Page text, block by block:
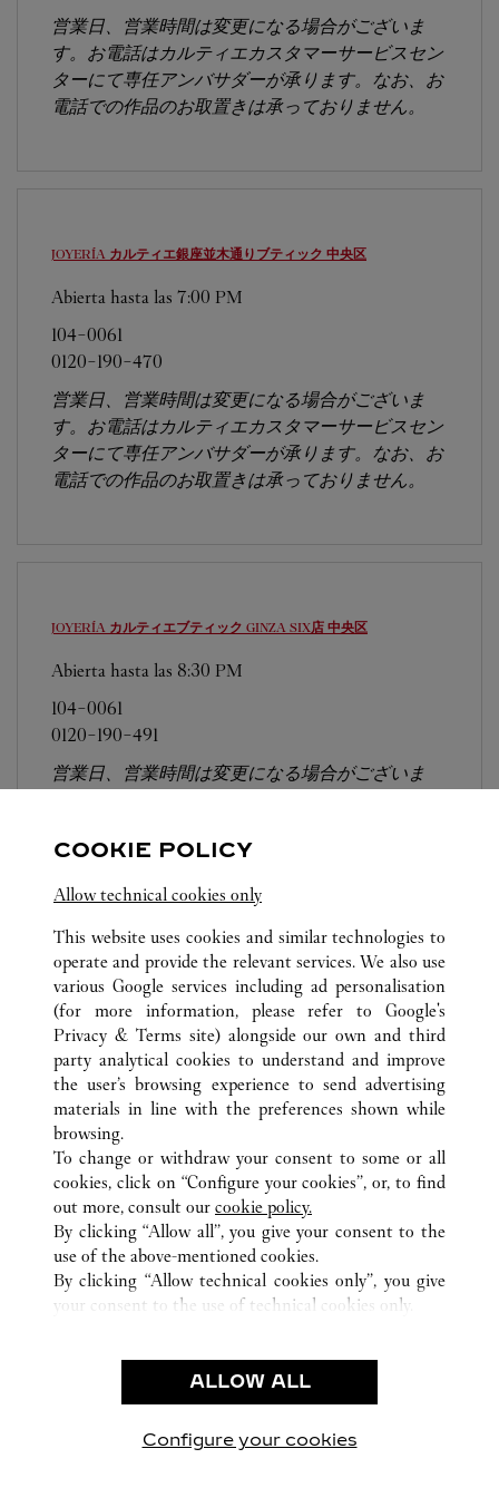
営業日、営業時間は変更になる場合がございま
す。お電話はカルティエカスタマーサービスセン
ターにて専任アンバサダーが承ります。なお、お
電話での作品のお取置きは承っておりません。
JOYERÍA カルティエ銀座並木通りブティック 中央区
Abierta hasta las 7:00 PM
104-0061
0120-190-470
営業日、営業時間は変更になる場合がございま
す。お電話はカルティエカスタマーサービスセン
ターにて専任アンバサダーが承ります。なお、お
電話での作品のお取置きは承っておりません。
JOYERÍA カルティエブティック GINZA SIX店 中央区
Abierta hasta las 8:30 PM
104-0061
0120-190-491
営業日、営業時間は変更になる場合がございま
電話での作品のお取置きは承っておりません。
TODAS LAS UBICACIONES DE CARTIER JAPÓN
東京都
中央区
ATENCIÓN AL CLIENTE
PREGUNTAS FRECUENTES
NUESTRA EMPRESA
CAREERS
ENCUENTRA UNA JOYERÍA
POLÍTICA DE PRIVACIDAD
CONDICIONES DE VENTA
COOKIE POLICY
Allow technical cookies only
This website uses cookies and similar technologies to
operate and provide the relevant services. We also use
various Google services including ad personalisation
(for more information, please refer to Google's
Privacy & Terms site) alongside our own and third
party analytical cookies to understand and improve
the user’s browsing experience to send advertising
materials in line with the preferences shown while
browsing.
To change or withdraw your consent to some or all
cookies, click on “Configure your cookies”, or, to find
out more, consult our cookie policy.
By clicking “Allow all”, you give your consent to the
use of the above-mentioned cookies.
By clicking “Allow technical cookies only”, you give
your consent to the use of technical cookies only.
ALLOW ALL
Configure your cookies